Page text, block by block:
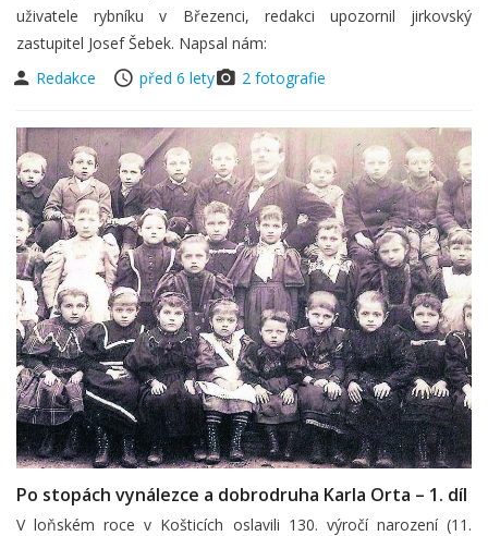
uživatele rybníku v Březenci, redakci upozornil jirkovský
zastupitel Josef Šebek. Napsal nám:
Redakce
před 6 lety 2 fotografie
Po stopách vynálezce a dobrodruha Karla Orta – 1. díl
V loňském roce v Košticích oslavili 130. výročí narození (11.